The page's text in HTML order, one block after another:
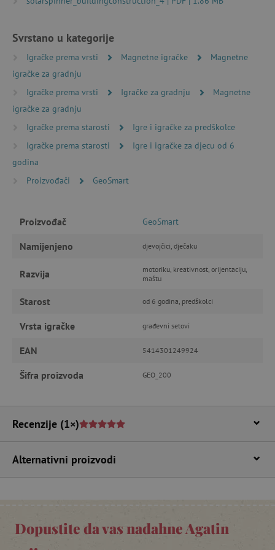
Svrstano u kategorije
Igračke prema vrsti Magnetne igračke
Magnetne
igračke za gradnju
Igračke prema vrsti
Igračke za gradnju
Magnetne
igračke za gradnju
Igračke prema starosti
Igre i igračke za predškolce
Igračke prema starosti
Igre i igračke za djecu od 6
godina
Proizvođači
GeoSmart
Proizvođač GeoSmart
Namijenjeno djevojčici, dječaku
Razvija
motoriku, kreativnost, orijentaciju,
maštu
Starost od 6 godina, predškolci
Vrsta igračke građevni setovi
EAN 5414301249924
Šifra proizvoda GEO_200
Recenzije (1×)
Alternativni proizvodi
Dopustite da vas nadahne Agatin
Nužno potrebni kolačići
Ciljanost
Funkcionalnost
funkcionalnost internetske stranice, kao što su
npr. upis korisnika na stranici te uređivanje
računa. Internetsku stranicu ne možete
odgovarajuće upotrebljavati bez nužno
CookieScriptConsent
featureFlagIdentifier
Googleovu politiku privatnosti